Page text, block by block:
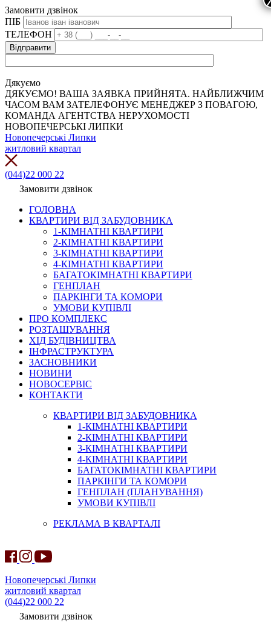
Замовити дзвінок
ПІБ
ТЕЛЕФОН
Дякуємо
ДЯКУЄМО! ВАША ЗАЯВКА ПРИЙНЯТА. НАЙБЛИЖЧИМ
ЧАСОМ ВАМ ЗАТЕЛЕФОНУЄ МЕНЕДЖЕР З ПОВАГОЮ,
КОМАНДА АГЕНТСТВА НЕРУХОМОСТІ
НОВОПЕЧЕРСЬКІ ЛИПКИ
Новопечерські Липки
житловий квартал
(044)22 000 22
Замовити дзвінок
ГОЛОВНА
КВАРТИРИ ВІД ЗАБУДОВНИКА
1-КІМНАТНІ КВАРТИРИ
2-КІМНАТНІ КВАРТИРИ
3-КІМНАТНІ КВАРТИРИ
4-КІМНАТНІ КВАРТИРИ
БАГАТОКІМНАТНІ КВАРТИРИ
ГЕНПЛАН
ПАРКІНГИ ТА КОМОРИ
УМОВИ КУПІВЛІ
ПРО КОМПЛЕКС
РОЗТАШУВАННЯ
ХІД БУДІВНИЦТВА
ІНФРАСТРУКТУРА
ЗАСНОВНИКИ
НОВИНИ
НОВОСЕРВІС
КОНТАКТИ
КВАРТИРИ ВІД ЗАБУДОВНИКА
1-КІМНАТНІ КВАРТИРИ
2-КІМНАТНІ КВАРТИРИ
3-КІМНАТНІ КВАРТИРИ
4-КІМНАТНІ КВАРТИРИ
БАГАТОКІМНАТНІ КВАРТИРИ
ПАРКІНГИ ТА КОМОРИ
ГЕНПЛАН (ПЛАНУВАННЯ)
УМОВИ КУПІВЛІ
РЕКЛАМА В КВАРТАЛІ
Новопечерські Липки
житловий квартал
(044)22 000 22
Замовити дзвінок